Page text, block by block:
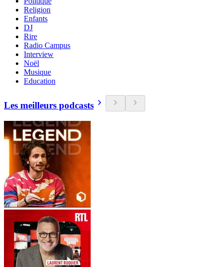
Religion
Enfants
DJ
Rire
Radio Campus
Interview
Noël
Musique
Education
Les meilleurs podcasts